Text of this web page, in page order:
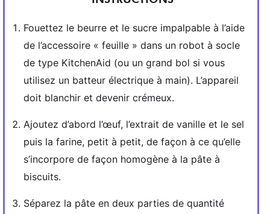
Fouettez le beurre et le sucre impalpable à l’aide
de l’accessoire « feuille » dans un robot à socle
de type KitchenAid (ou un grand bol si vous
utilisez un batteur électrique à main). L’appareil
doit blanchir et devenir crémeux.
Ajoutez d’abord l’œuf, l’extrait de vanille et le sel
puis la farine, petit à petit, de façon à ce qu’elle
s’incorpore de façon homogène à la pâte à
biscuits.
Séparez la pâte en deux parties de quantité